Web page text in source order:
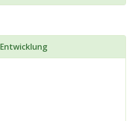
Entwicklung